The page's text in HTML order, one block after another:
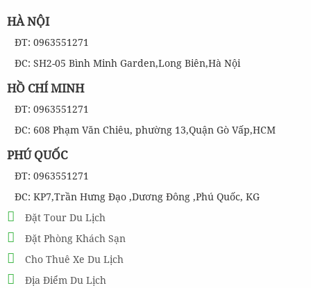
HÀ NỘI
ĐT: 0963551271
ĐC: SH2-05 Bình Minh Garden,Long Biên,Hà Nội
HỒ CHÍ MINH
ĐT: 0963551271
ĐC: 608 Phạm Văn Chiêu, phường 13,Quận Gò Vấp,HCM
PHÚ QUỐC
ĐT: 0963551271
ĐC: KP7,Trần Hưng Đạo ,Dương Đông ,Phú Quốc, KG
Đặt Tour Du Lịch
Đặt Phòng Khách Sạn
Cho Thuê Xe Du Lịch
Địa Điểm Du Lịch